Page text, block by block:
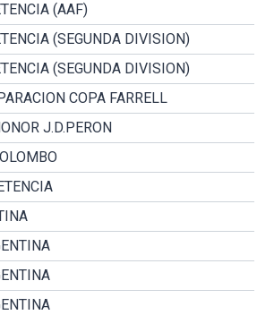
(AAF)
(SEGUNDA DIVISION)
(SEGUNDA DIVISION)
COPA FARRELL
J.D.PERON